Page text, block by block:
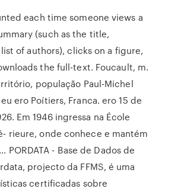
each time someone views a
(such as the title,
of authors), clicks on a figure,
the full-text. Foucault, m.
população Paul-Michel
ero Poítiers, Franca. ero 15 de
Em 1946 ingressa na École
rieure, onde conhece e mantém
- Base de Dados de
projecto da FFMS, é uma
certificadas sobre